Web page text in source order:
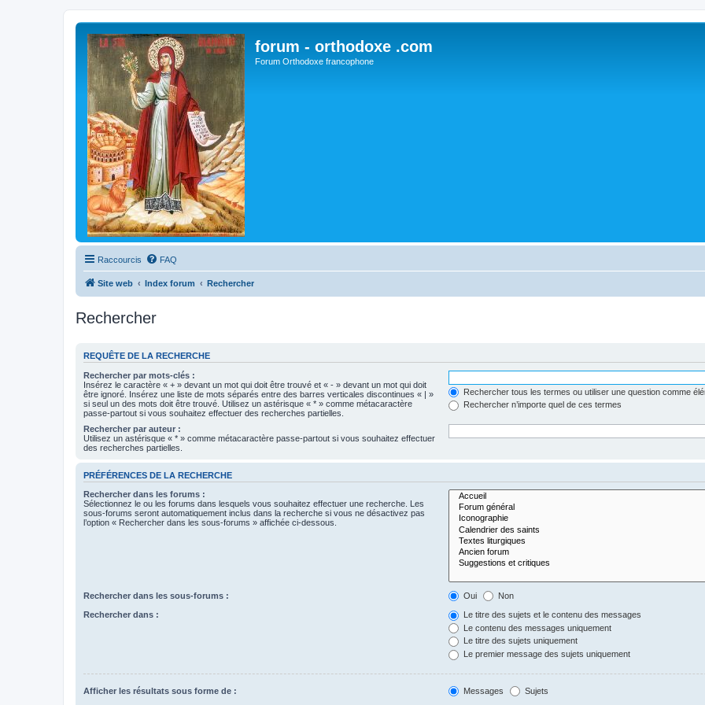
forum - orthodoxe .com
Forum Orthodoxe francophone
Raccourcis FAQ
Site web Index forum Rechercher
Rechercher
REQUÊTE DE LA RECHERCHE
Rechercher par mots-clés :
Insérez le caractère « + » devant un mot qui doit être trouvé et « - » devant un mot qui doit
être ignoré. Insérez une liste de mots séparés entre des barres verticales discontinues « | »
si seul un des mots doit être trouvé. Utilisez un astérisque « * » comme métacaractère
passe-partout si vous souhaitez effectuer des recherches partielles.
Rechercher tous les termes ou utiliser une question comme
Rechercher n’importe quel de ces termes
Rechercher par auteur :
Utilisez un astérisque « * » comme métacaractère passe-partout si vous souhaitez effectuer
des recherches partielles.
PRÉFÉRENCES DE LA RECHERCHE
Rechercher dans les forums :
Sélectionnez le ou les forums dans lesquels vous souhaitez effectuer une recherche. Les
sous-forums seront automatiquement inclus dans la recherche si vous ne désactivez pas
l’option « Rechercher dans les sous-forums » affichée ci-dessous.
Rechercher dans les sous-forums : Oui Non
Rechercher dans :
Le titre des sujets et le contenu des messages
Le contenu des messages uniquement
Le titre des sujets uniquement
Le premier message des sujets uniquement
Afficher les résultats sous forme de : Messages Sujets